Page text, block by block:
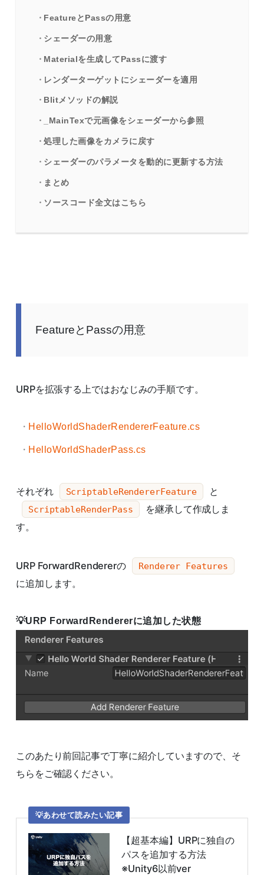
FeatureとPassの用意
シェーダーの用意
Materialを生成してPassに渡す
レンダーターゲットにシェーダーを適用
Blitメソッドの解説
_MainTexで元画像をシェーダーから参照
処理した画像をカメラに戻す
シェーダーのパラメータを動的に更新する方法
まとめ
ソースコード全文はこちら
FeatureとPassの用意
URPを拡張する上ではおなじみの手順です。
HelloWorldShaderRendererFeature.cs
HelloWorldShaderPass.cs
それぞれ ScriptableRendererFeature と
ScriptableRenderPass
を継承して作成しま
す。
URP ForwardRendererの Renderer Features
に追加します。
URP ForwardRendererに追加した状態
このあたり前回記事で丁寧に紹介していますので、そ
ちらをご確認ください。
あわせて読みたい記事
【超基本編】URPに独自の
パスを追加する方法
※Unity6以前ver